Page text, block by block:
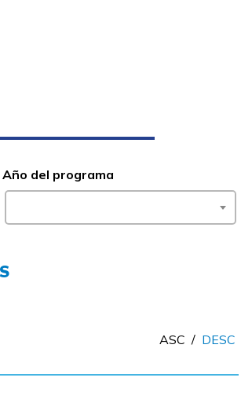
Año del programa
ASC / DESC